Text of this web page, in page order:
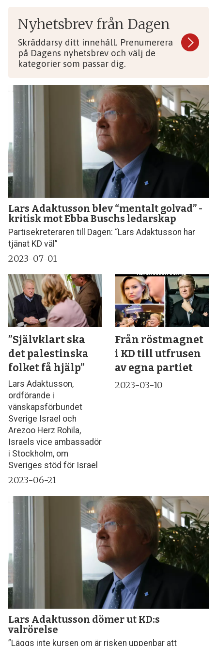
Nyhetsbrev från Dagen
Skräddarsy ditt innehåll. Prenumerera
på Dagens nyhetsbrev och välj de
kategorier som passar dig.
Lars Adaktusson blev “mentalt golvad” -
kritisk mot Ebba Buschs ledarskap
Partisekreteraren till Dagen: “Lars Adaktusson har
tjänat KD väl”
2023-07-01
”Självklart ska
det palestinska
folket få hjälp”
Lars Adaktusson,
ordförande i
vänskapsförbundet
Sverige Israel och
Arezoo Herz Rohila,
Israels vice ambassadör
i Stockholm, om
Sveriges stöd för Israel
2023-06-21
Från röstmagnet
i KD till utfrusen
av egna partiet
2023-03-10
Lars Adaktusson dömer ut KD:s
valrörelse
”Läggs inte kursen om är risken uppenbar att